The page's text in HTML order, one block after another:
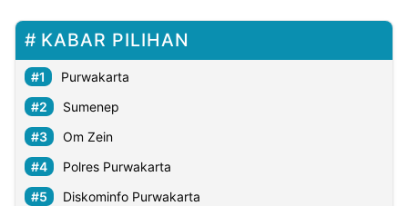
KABAR PILIHAN
Purwakarta
Sumenep
Om Zein
Polres Purwakarta
Diskominfo Purwakarta